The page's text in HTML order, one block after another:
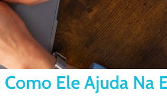
Ele Ajuda Na